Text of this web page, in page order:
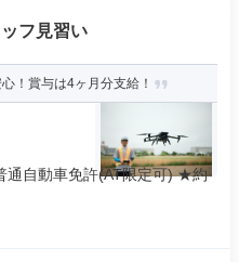
フ見習い
！賞与は4ヶ月分支給！
通自動車免許(AT限定可) ★約